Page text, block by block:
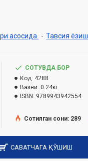
асосида. - Тавсия ёзиш
СОТУВДА БОР
Код: 4288
Вазни: 0.24кг
ISBN: 9789943942554
Сотилган сони: 289
САВАТЧАГА ҚЎШИШ